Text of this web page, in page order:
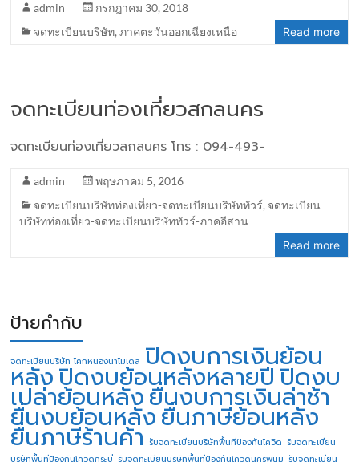
admin
กรกฎาคม 30, 2018
จดทะเบียนบริษัท,ภาคตะวันออกเฉียงเหนือ Read more
จดทะเบียนท่องเที่ยวสกลนคร
จดทะเบียนท่องเที่ยวสกลนคร โทร : 094-493-
admin
พฤษภาคม 5, 2016
จดทะเบียนบริษัทท่องเที่ยว-จดทะเบียนบริษัททัวร์, จดทะเบียน
บริษัทท่องเที่ยว-จดทะเบียนบริษัททัวร์-ภาคอีสาน
Read more
ป้ายกำกับ
จดทะเบียนบริษัท โคกหนองนาโมเดล ปิดงบการเงินย้อน
หลังปิดงบย้อนหลังหลายปี ปิดงบ
เปล่าย้อนหลังยื่นงบการเงินล่าช้า
ยื่นงบย้อนหลังยื่นภาษีย้อนหลัง
ยื่นภาษีร้านค้า รับจดทะเบียนบริษัทพื้นทีป้องกันโควิด รับจดทะเบียน
บริษัทพื้นทีป้องกันโควิดกระบี่ รับจดทะเบียนบริษัทพื้นทีป้องกันโควิดนครพนม รับจดทะเบียน